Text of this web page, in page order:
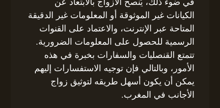
الكيانات غير الموثوقة أو المعلومات غير الدقيقة
المتاحة عبر الإنترنت، والاعتماد على القنوات
الرسمية للحصول على المعلومات الضرورية.
تتمتع القنصليات والسفارات بخبرة في هذه
الأمور، وبالتالي فإن توجيه الاستفسارات إليهم
يمكن أن يكون أسهل طريقه لتوثيق زواج
الأجانب في المغرب.